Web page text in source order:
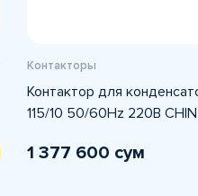
Контакторы
Контактор для
115/10 50/60Hz 220В
1 377 600 сум